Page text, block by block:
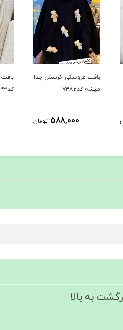
بافت عروسکی خرسش جدا
میشه کد۷۴۸۲
588,000 تومان
کد۷۳۹۳
به بالا